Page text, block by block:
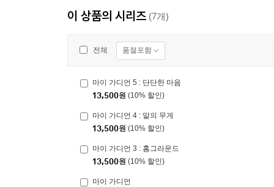
이 상품의 시리즈 (7개)
전체 품절포함
마이 가디언 5 : 단단한 마음
13,500원 (10% 할인)
마이 가디언 4 : 말의 무게
13,500원 (10% 할인)
마이 가디언 3 : 홈그라운드
13,500원 (10% 할인)
마이 가디언